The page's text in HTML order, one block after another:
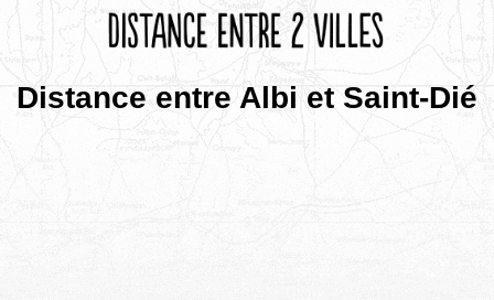
Distance entre Albi et Saint-Dié